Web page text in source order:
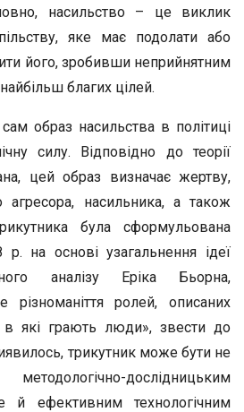
насильство – це виклик
яке має подолати або
його, зробивши неприйнятним
благих цілей.
образ насильства в політиці
силу. Відповідно до теорії
цей образ визначає жертву,
агресора, насильника, а також
була сформульована
на основі узагальнення ідеї
аналізу Еріка Бьорна,
різноманіття ролей, описаних
в які грають люди», звести до
трикутник може бути не
дослідницьким
й ефективним технологічним